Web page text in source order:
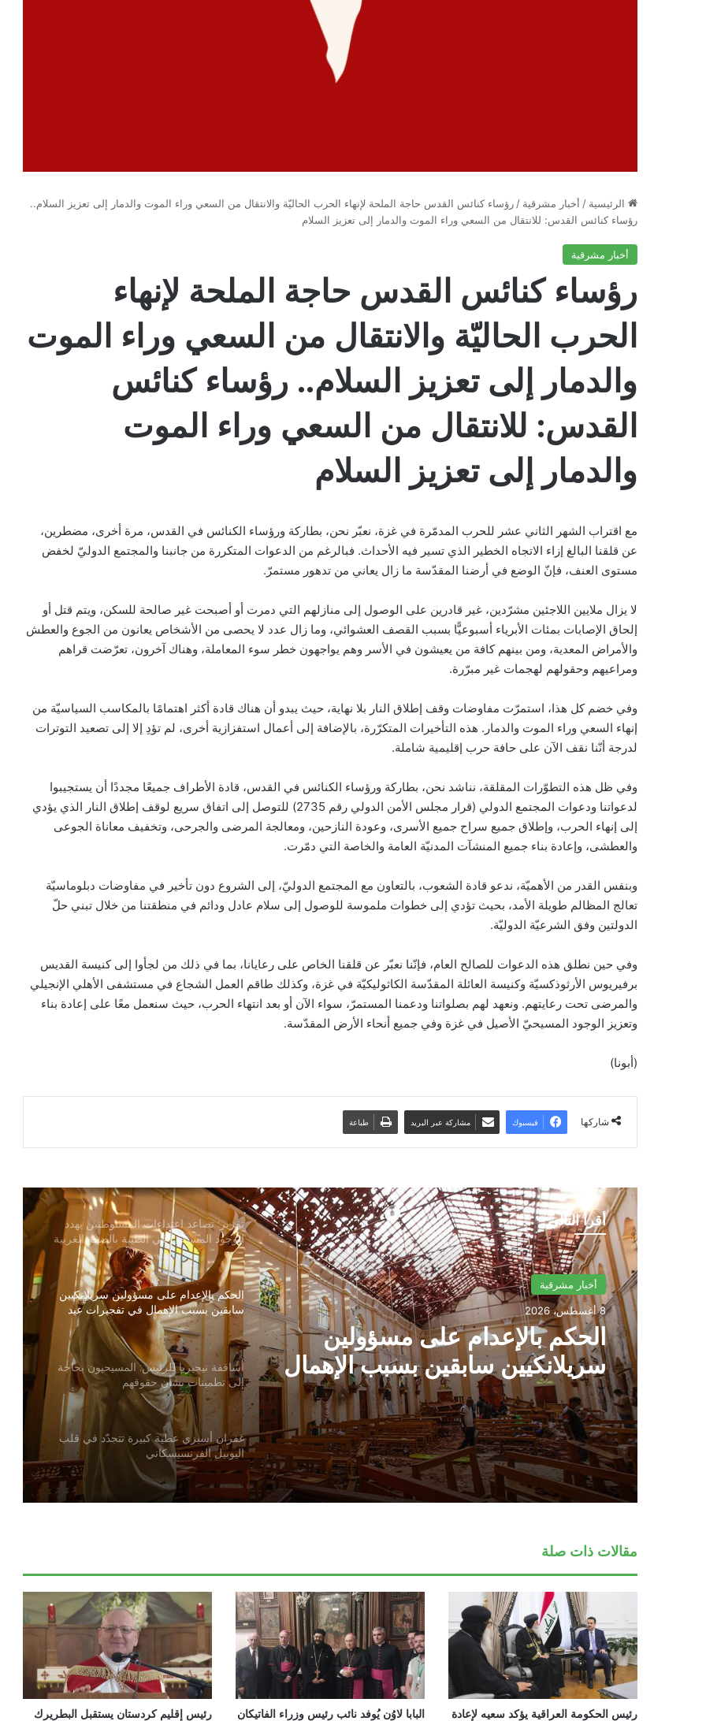
الرئيسية / أخبار مشرقية /رؤساء كنائس القدس حاجة الملحة لإنهاء الحرب الحاليّة والانتقال من السعي وراء الموت والدمار إلى تعزيز السلام..
رؤساء كنائس القدس: للانتقال من السعي وراء الموت والدمار إلى تعزيز السلام
أخبار مشرقية
رؤساء كنائس القدس حاجة الملحة لإنهاء
الحرب الحاليّة والانتقال من السعي وراء الموت
والدمار إلى تعزيز السلام.. رؤساء كنائس
القدس: للانتقال من السعي وراء الموت
والدمار إلى تعزيز السلام
مع اقتراب الشهر الثاني عشر للحرب المدمّرة في غزة، نعبّر نحن، بطاركة ورؤساء الكنائس في القدس، مرة أخرى، مضطرين،
عن قلقنا البالغ إزاء الاتجاه الخطير الذي تسير فيه الأحداث. فبالرغم من الدعوات المتكررة من جانبنا والمجتمع الدوليّ لخفض
مستوى العنف، فإنّ الوضع في أرضنا المقدّسة ما زال يعاني من تدهور مستمرّ.
لا يزال ملايين اللاجئين مشرّدين، غير قادرين على الوصول إلى منازلهم التي دمرت أو أصبحت غير صالحة للسكن، ويتم قتل أو
إلحاق الإصابات بمئات الأبرياء أسبوعيًّا بسبب القصف العشوائي، وما زال عدد لا يحصى من الأشخاص يعانون من الجوع والعطش
والأمراض المعدية، ومن بينهم كافة من يعيشون في الأسر وهم يواجهون خطر سوء المعاملة، وهناك آخرون، تعرّضت قراهم
ومراعيهم وحقولهم لهجمات غير مبرّرة.
وفي خضم كل هذا، استمرّت مفاوضات وقف إطلاق النار بلا نهاية، حيث يبدو أن هناك قادة أكثر اهتمامًا بالمكاسب السياسيّة من
إنهاء السعي وراء الموت والدمار. هذه التأخيرات المتكرّرة، بالإضافة إلى أعمال استفزازية أخرى، لم تؤدِ إلا إلى تصعيد التوترات
لدرجة أنّنا نقف الآن على حافة حرب إقليمية شاملة.
وفي ظل هذه التطوّرات المقلقة، نناشد نحن، بطاركة ورؤساء الكنائس في القدس، قادة الأطراف جميعًا مجددًا أن يستجيبوا
لدعواتنا ودعوات المجتمع الدولي (قرار مجلس الأمن الدولي رقم 2735) للتوصل إلى اتفاق سريع لوقف إطلاق النار الذي يؤدي
إلى إنهاء الحرب، وإطلاق جميع سراح جميع الأسرى، وعودة النازحين، ومعالجة المرضى والجرحى، وتخفيف معاناة الجوعى
والعطشى، وإعادة بناء جميع المنشآت المدنيّة العامة والخاصة التي دمّرت.
وبنفس القدر من الأهميّة، ندعو قادة الشعوب، بالتعاون مع المجتمع الدوليّ، إلى الشروع دون تأخير في مفاوضات دبلوماسيّة
تعالج المظالم طويلة الأمد، بحيث تؤدي إلى خطوات ملموسة للوصول إلى سلام عادل ودائم في منطقتنا من خلال تبني حلّ
الدولتين وفق الشرعيّة الدوليّة.
وفي حين نطلق هذه الدعوات للصالح العام، فإنّنا نعبّر عن قلقنا الخاص على رعايانا، بما في ذلك من لجأوا إلى كنيسة القديس
برفيريوس الأرثوذكسيّة وكنيسة العائلة المقدّسة الكاثوليكيّة في غزة، وكذلك طاقم العمل الشجاع في مستشفى الأهلي الإنجيلي
والمرضى تحت رعايتهم. ونعهد لهم بصلواتنا ودعمنا المستمرّ، سواء الآن أو بعد انتهاء الحرب، حيث سنعمل معًا على إعادة بناء
وتعزيز الوجود المسيحيّ الأصيل في غزة وفي جميع أنحاء الأرض المقدّسة.
(أبونا)
شاركها فيسبوك مشاركة عبر البريد طباعة
أقرأ التالي
أخبار مشرقية
8 أغسطس، 2026
الحكم بالإعدام على مسؤولين
سريلانكيين سابقين بسبب الإهمال
في تفجيرات عيد الفصح الدامية
فرنسيس الآسيزي والمشاركين في المسيرة
الفرنسيسكانية الثالثة والثلاثين
عون الكنيسة المتألمة ترحّب بخطة الحكومة
الأسلحة بل الثقة ونزع السلاح
تقرير: تصاعد اعتداءات المستوطنين يهدد
الوجود المسيحي في الطيبة بالضفة الغربية
الحكم بالإعدام على مسؤولين سريلانكيين
سابقين بسبب الإهمال في تفجيرات عيد
الفصح الدامية
أساقفة نيجيريا للرئيس: المسيحيون بحاجة
إلى تطمينات بشأن حقوقهم
غفران أسيزي عطية كبيرة تتجدّد في قلب
اليوبيل الفرنسيسكاني
المطران شامي يستقبل رفات القديس
فرنسيس الآسيزي والمشاركين في المسيرة
الفرنسيسكانية الثالثة والثلاثين
البطريرك الراعي: محبّة لبنان لا تكون
بالشعارات
مقالات ذات صلة
رئيس الحكومة العراقية يؤكد سعيه لإعادة البابا لاوُن يُوفد نائب رئيس وزراء الفاتيكان رئيس إقليم كردستان يستقبل البطريرك